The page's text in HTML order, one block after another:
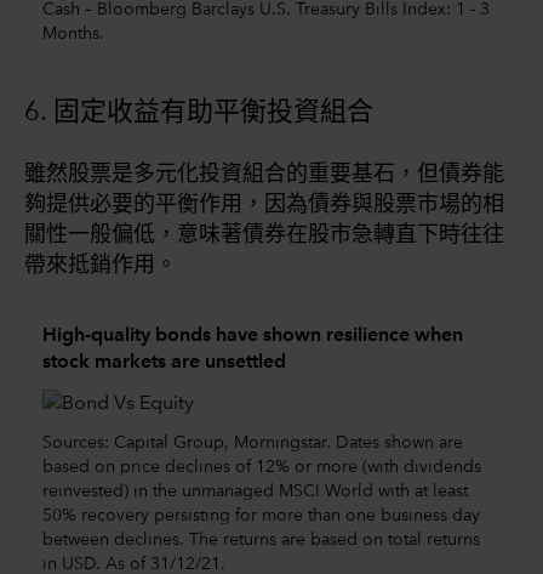
Cash – Bloomberg Barclays U.S. Treasury Bills Index: 1 - 3
Months.
6. 固定收益有助平衡投資組合
雖然股票是多元化投資組合的重要基石，但債券能
夠提供必要的平衡作用，因為債券與股票市場的相
關性一般偏低，意味著債券在股市急轉直下時往往
帶來抵銷作用。
High-quality bonds have shown resilience when
stock markets are unsettled
Sources: Capital Group, Morningstar. Dates shown are
based on price declines of 12% or more (with dividends
reinvested) in the unmanaged MSCI World with at least
50% recovery persisting for more than one business day
between declines. The returns are based on total returns
in USD. As of 31/12/21.